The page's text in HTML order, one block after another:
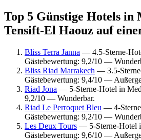
Top 5 Günstige Hotels in
Tensift-El Haouz auf
Bliss Terra Janna — 4.5-Sterne-
Gästebewertung: 9,2/10 —
Bliss Riad Marrakech — 3.5-
Gästebewertung: 9,4/10 —
Riad Jona — 5-Sterne-Hotel in
9,2/10 — Wunderbar.
Riad Le Perroquet Bleu — 4-
Gästebewertung: 9,2/10 —
Les Deux Tours — 5-Sterne-Hotel
Gästebewertung: 9,6/10 —